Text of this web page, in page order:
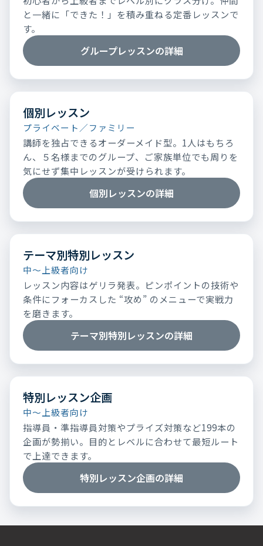
と一緒に「できた！」を積み重ねる定番レッスンで
す。
グループレッスンの詳細
個別レッスン
プライベート／ファミリー
講師を独占できるオーダーメイド型。1人はもちろ
ん、５名様までのグループ、ご家族単位でも周りを
気にせず集中レッスンが受けられます。
個別レッスンの詳細
テーマ別特別レッスン
中～上級者向け
レッスン内容はゲリラ発表。ピンポイントの技術や
条件にフォーカスした “攻め” のメニューで実戦力
を磨きます。
テーマ別特別レッスンの詳細
特別レッスン企画
中～上級者向け
指導員・準指導員対策やプライズ対策など199本の
企画が勢揃い。目的とレベルに合わせて最短ルート
で上達できます。
特別レッスン企画の詳細